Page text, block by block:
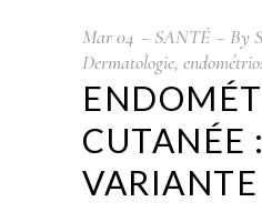
Mar04 SANTÉ By
Dermatologie,
CUTANÉE